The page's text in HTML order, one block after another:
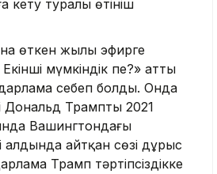
кету туралы өтініш
өткен жылы эфирге
мүмкіндік пе?» атты
себеп болды. Онда
Трамптың 2021
Вашингтондағы
алдында айтқан сөзі дұрыс
Трамп тәртіпсіздікке